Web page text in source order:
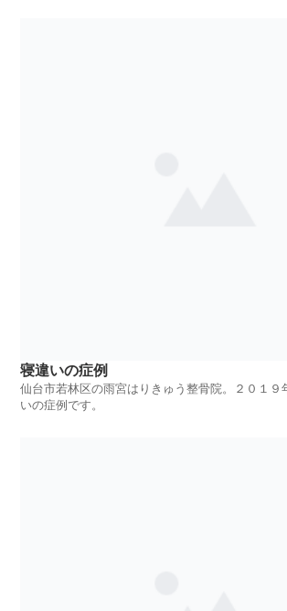
寝違いの症例
仙台市若林区の雨宮はりきゅう整骨院。２０１９
いの症例です。